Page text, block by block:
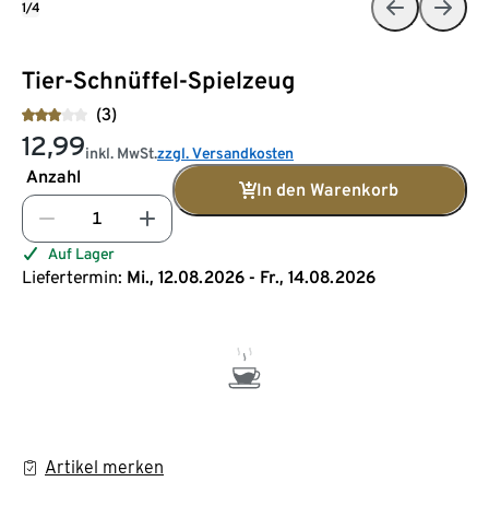
Tier-Schnüffel-Spielzeug
(3)
12,99inkl. MwSt.zzgl. Versandkosten
Anzahl
In den Warenkorb
Auf Lager
Liefertermin: Mi., 12.08.2026 - Fr., 14.08.2026
Artikel merken
1/4